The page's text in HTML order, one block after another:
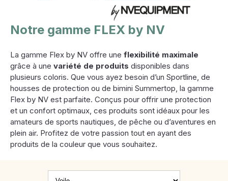
Notre gamme FLEX by NV
La gamme Flex by NV offre une flexibilité maximale
grâce à une variété de produits disponibles dans
plusieurs coloris. Que vous ayez besoin d’un Sportline, de
housses de protection ou de bimini Summertop, la gamme
Flex by NV est parfaite. Conçus pour offrir une protection
et un confort optimaux, ces produits sont idéaux pour les
amateurs de sports nautiques, de pêche ou d’aventures en
plein air. Profitez de votre passion tout en ayant des
produits de la couleur que vous souhaitez.